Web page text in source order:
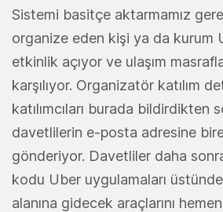
Sistemi basitçe aktarmamız
organize eden kişi ya da kurum
etkinlik açıyor ve ulaşım
karşılıyor. Organizatör katılım
katılımcıları burada bildirdikten
davetlilerin e-posta adresine
gönderiyor. Davetliler daha
kodu Uber uygulamaları
alanına gidecek araçlarını